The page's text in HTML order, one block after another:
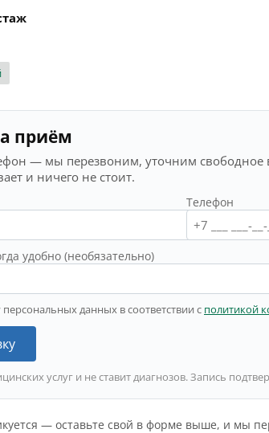
приём
— мы перезвоним, уточним свободное
и ничего не стоит.
Телефон
удобно (необязательно)
данных в соответствии с политикой
услуг и не ставит диагнозов. Запись
— оставьте свой в форме выше, и мы